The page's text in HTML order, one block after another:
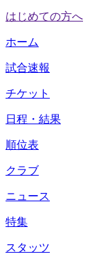
はじめての方へ
ホーム
試合速報
チケット
日程・結果
順位表
クラブ
ニュース
特集
スタッツ